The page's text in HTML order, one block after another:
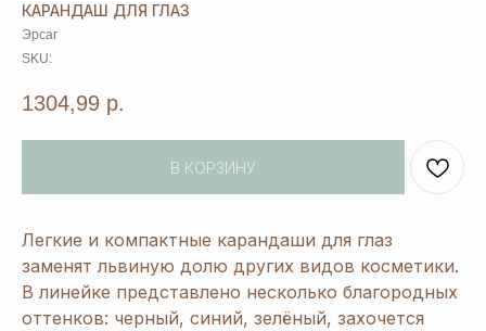
КАРАНДАШ ДЛЯ ГЛАЗ
Эрсаг
SKU:
1304,99 р.
В КОРЗИНУ
Легкие и компактные карандаши для глаз
заменят львиную долю других видов косметики.
В линейке представлено несколько благородных
оттенков: черный, синий, зелёный, захочется